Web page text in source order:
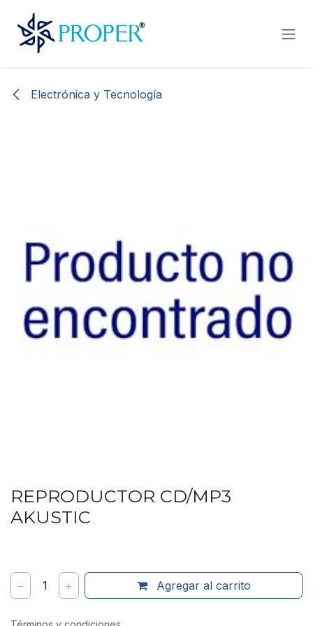
Electrónica y Tecnología
REPRODUCTOR CD/MP3
AKUSTIC
− 1 + Agregar al carrito